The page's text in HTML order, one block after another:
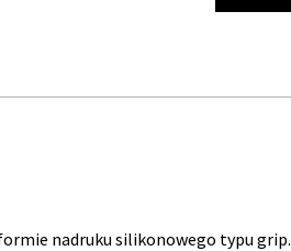
nadruku silikonowego typu grip.